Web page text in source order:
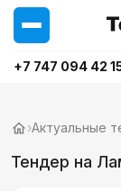
+7 747 094 42
›Актуальные
Тендер на